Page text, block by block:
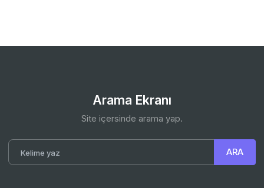
Arama Ekranı
Site içersinde arama yap.